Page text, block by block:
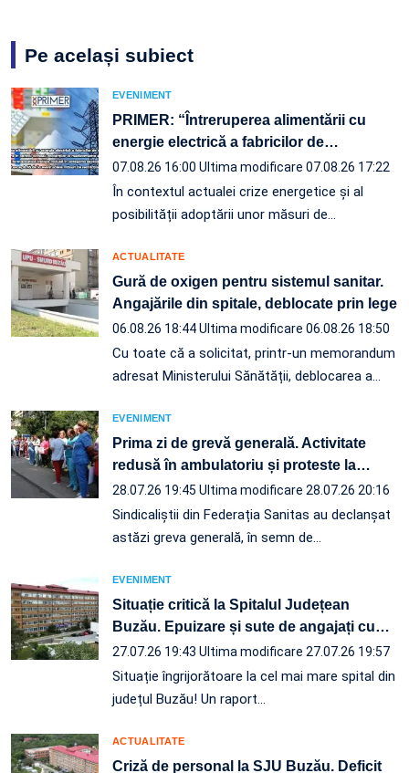
Pe același subiect
EVENIMENT
PRIMER: “Întreruperea alimentării cu
energie electrică a fabricilor de…
07.08.26 16:00 Ultima modificare 07.08.26 17:22
În contextul actualei crize energetice și al
posibilității adoptării unor măsuri de…
ACTUALITATE
Gură de oxigen pentru sistemul sanitar.
Angajările din spitale, deblocate prin lege
06.08.26 18:44Ultima modificare 06.08.26 18:50
Cu toate că a solicitat, printr-un memorandum
adresat Ministerului Sănătății, deblocarea a…
EVENIMENT
Prima zi de grevă generală. Activitate
redusă în ambulatoriu și proteste la…
28.07.26 19:45 Ultima modificare 28.07.26 20:16
Sindicaliștii din Federația Sanitas au declanșat
astăzi greva generală, în semn de…
EVENIMENT
Situație critică la Spitalul Județean
Buzău. Epuizare și sute de angajați cu…
27.07.26 19:43 Ultima modificare 27.07.26 19:57
Situație îngrijorătoare la cel mai mare spital din
județul Buzău! Un raport…
ACTUALITATE
Criză de personal la SJU Buzău. Deficit